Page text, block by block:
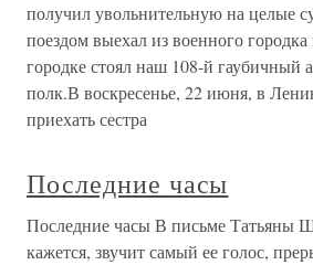
получил увольнительную на целые
поездом выехал из военного
городке стоял наш 108-й гаубичный
полк.В воскресенье, 22 июня, в
приехать сестра
Последние часы
Последние часы В письме Татьяны
кажется, звучит самый ее голос,